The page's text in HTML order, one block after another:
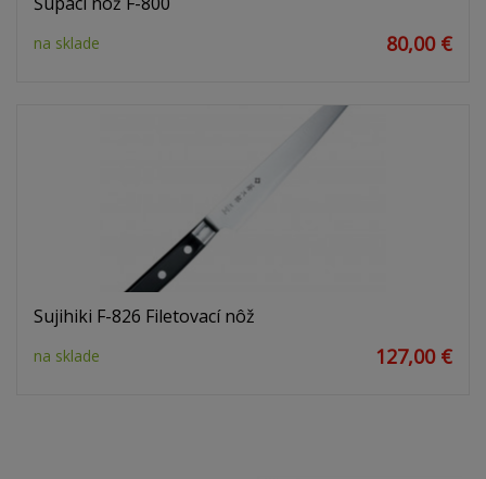
na sklade 80,00 €
Sujihiki F-826 Filetovací nôž
na sklade 127,00 €